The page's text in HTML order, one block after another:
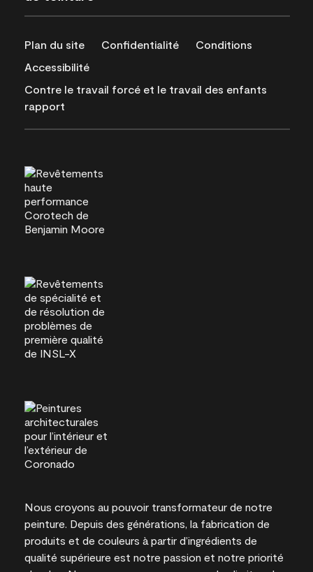
Plan du site Confidentialité
Conditions
Accessibilité
Contre le travail forcé et le travail des enfants
rapport
Nous croyons au pouvoir transformateur de notre
peinture. Depuis des générations, la fabrication de
produits et de couleurs à partir d’ingrédients de
qualité supérieure est notre passion et notre priorité